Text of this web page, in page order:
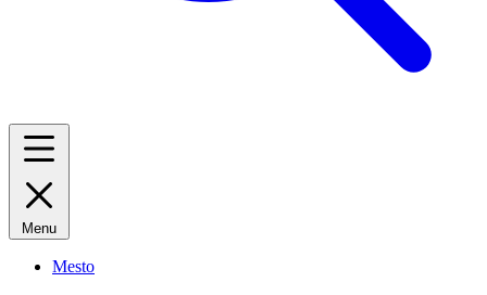
Menu
Mesto